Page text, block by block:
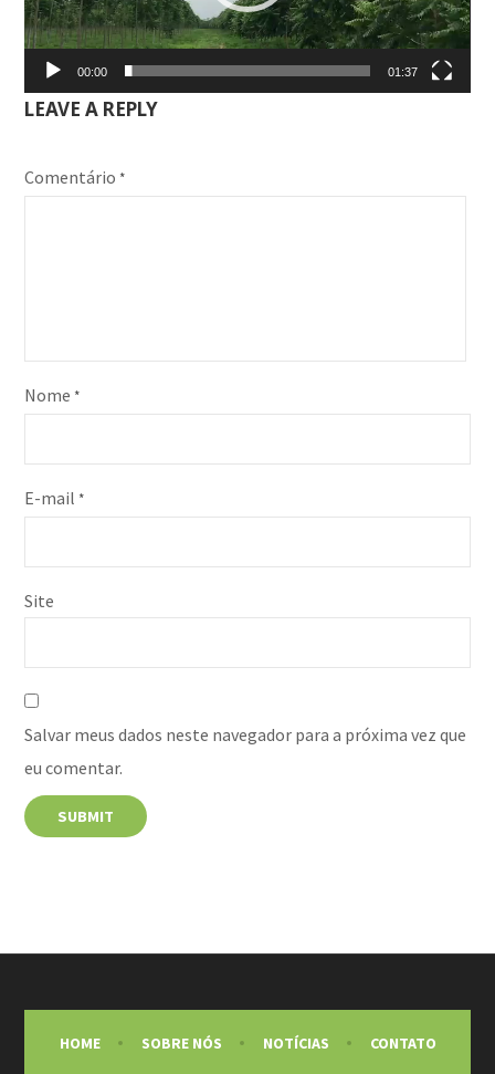
00:00 01:37
LEAVE A REPLY
Comentário *
Nome *
E-mail *
Site
Salvar meus dados neste navegador para a próxima vez que
eu comentar.
HOME SOBRE NÓS NOTÍCIAS CONTATO